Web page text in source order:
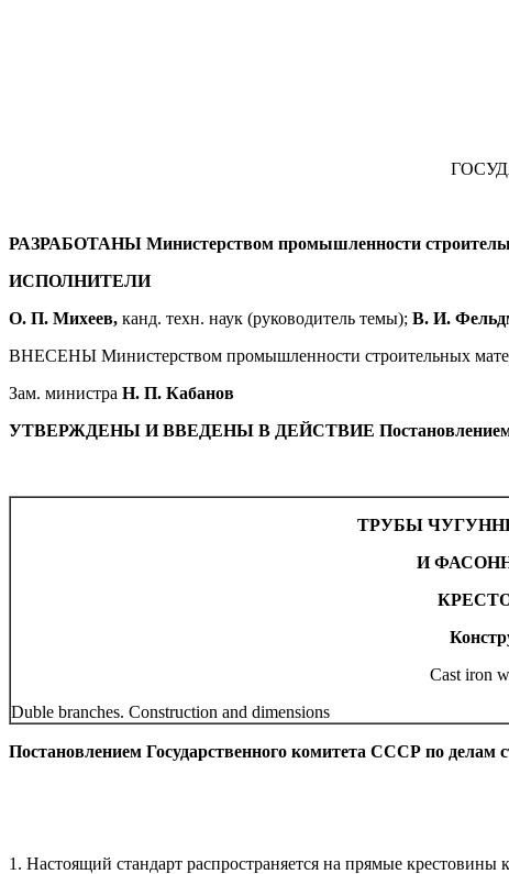
РАЗРАБОТАНЫ Министерством промышленности
ИСПОЛНИТЕЛИ
О. П. Михеев, канд. техн. наук (руководитель темы); В. И.
ВНЕСЕНЫ Министерством промышленности строительных
Зам. министра Н. П. Кабанов
УТВЕРЖДЕНЫ И ВВЕДЕНЫ В ДЕЙСТВИЕ Постановлением
ТРУБЫ
И
Cast iron
Duble branches. Construction and dimensions
Постановлением Государственного комитета СССР по делам
1. Настоящий стандарт распространяется на прямые